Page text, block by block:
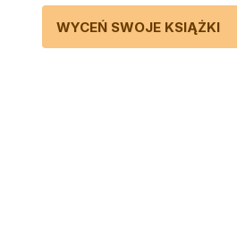
WYCEŃ SWOJE KSIĄŻKI